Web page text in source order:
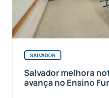
SALVADOR
Salvador melhora
avança no Ensino